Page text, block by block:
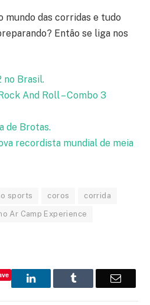
mundo das corridas e tudo
Então se liga nos
no Brasil.
And Roll – Combo 3
de Brotas.
recordista mundial de meia
sports coros corrida
Ar Camp Experience
LinkedIn Tumblr Email